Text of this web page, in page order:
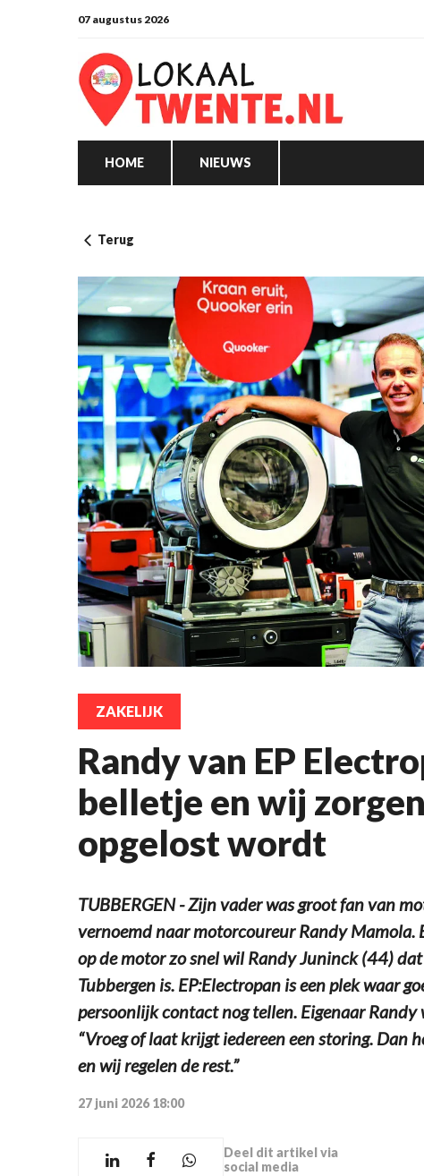
07 augustus 2026
HOME NIEUWS
Terug
ZAKELIJK
Randy van EP
belletje en wij
opgelost wordt
TUBBERGEN - Zijn vader was groot fan van
vernoemd naar motorcoureur Randy Mamola.
op de motor zo snel wil Randy Juninck (44)
Tubbergen is. EP:Electropan is een plek waar
persoonlijk contact nog tellen. Eigenaar
“Vroeg of laat krijgt iedereen een storing. Dan
en wij regelen de rest.”
27 juni 2026 18:00
Deel dit artikel via
social media